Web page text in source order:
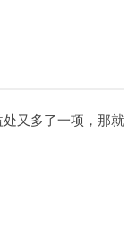
又多了一项，那就